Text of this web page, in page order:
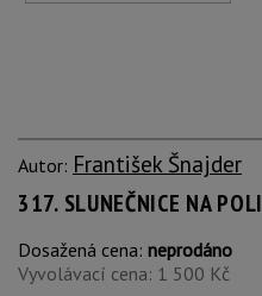
Autor: František Šnajder
317. SLUNEČNICE NA POLI
Dosažená cena: neprodáno
Vyvolávací cena: 1 500 Kč